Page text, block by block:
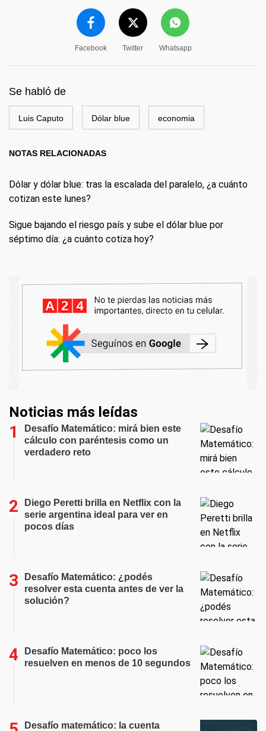
Facebook Twitter Whatsapp
Se habló de
Luis Caputo Dólar blue economia
NOTAS RELACIONADAS
Dólar y dólar blue: tras la escalada del paralelo, ¿a cuánto
cotizan este lunes?
Sigue bajando el riesgo país y sube el dólar blue por
séptimo día: ¿a cuánto cotiza hoy?
Noticias más leídas
Desafío Matemático: mirá bien este
cálculo con paréntesis como un
verdadero reto
Diego Peretti brilla en Netflix con la
serie argentina ideal para ver en
pocos días
Desafío Matemático: ¿podés
resolver esta cuenta antes de ver la
solución?
Desafío Matemático: poco los
resuelven en menos de 10 segundos
Desafío matemático: la cuenta